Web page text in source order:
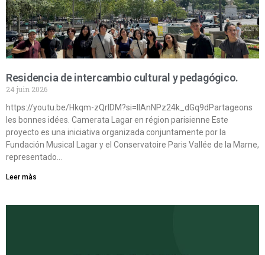
Residencia de intercambio cultural y pedagógico.
24 juin 2026
https://youtu.be/Hkqm-zQrIDM?si=IIAnNPz24k_dGq9dPartageons
les bonnes idées. Camerata Lagar en région parisienne Este
proyecto es una iniciativa organizada conjuntamente por la
Fundación Musical Lagar y el Conservatoire Paris Vallée de la Marne,
representado…
Leer màs